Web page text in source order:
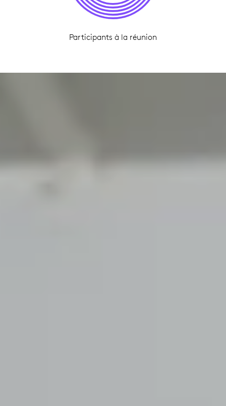
Participants à la réunion